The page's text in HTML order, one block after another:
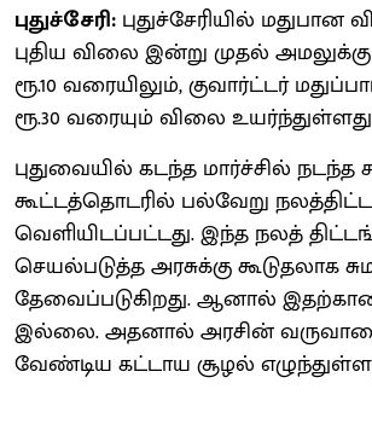
புதுச்சேரி: புதுச்சேரியில் மதுபான
புதிய விலை இன்று முதல் அமலுக்கு
ரூ.10 வரையிலும், குவார்ட்டர்
ரூ.30 வரையும் விலை
புதுவையில் கடந்த மார்ச்சில்
கூட்டத்தொடரில் பல்வேறு
வெளியிடப்பட்டது. இந்த நலத்
செயல்படுத்த அரசுக்கு கூடுதலாக
தேவைப்படுகிறது. ஆனால் இதற்கான
இல்லை. அதனால் அரசின்
வேண்டிய கட்டாய சூழல்